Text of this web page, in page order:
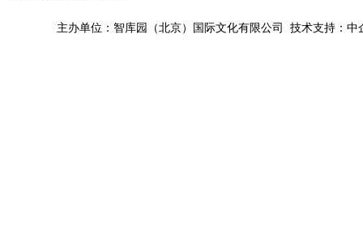
主办单位：智库园（北京）国际文化有限公司 技术支持：